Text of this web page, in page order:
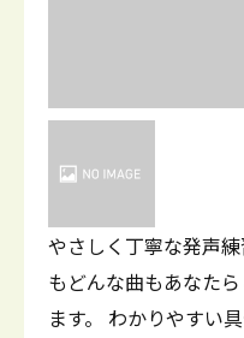
やさしく丁寧な発声
もどんな曲もあなた
ます。 わかりやすい